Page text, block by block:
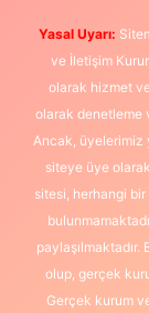
Yasal Uyarı:
ve İletişim
olarak hizmet
olarak denetleme
Ancak, üyelerimiz
siteye üye
sitesi, herhangi bir
olup, gerçek
Gerçek kurum